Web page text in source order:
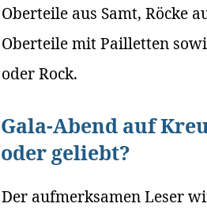
Oberteile aus Samt, Röcke
Oberteile mit Pailletten
oder Rock.
Gala-Abend auf
oder geliebt?
Der aufmerksamen Leser